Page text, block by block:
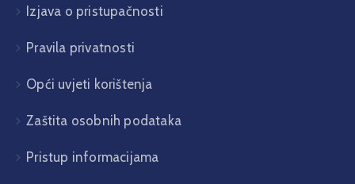
Izjava o pristupačnosti
Pravila privatnosti
Opći uvjeti korištenja
Zaštita osobnih podataka
Pristup informacijama